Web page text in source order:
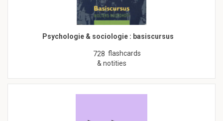
Psychologie & sociologie : basiscursus
728 flashcards
& notities